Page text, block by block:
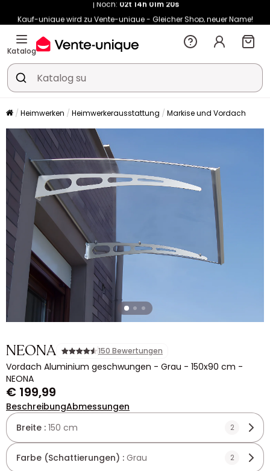
-10% ab €400 mitHEAT10auf Vente-unique-Produkte
Noch:
Katalog
Heimwerken Heimwerkerausstattung Markise und Vordach
NEONA 150 Bewertungen
Vordach Aluminium geschwungen - Grau - 150x90 cm -
NEONA
€ 199,99
BeschreibungAbmessungen
Breite : 150 cm 2
Farbe (Schattierungen) : Grau 2